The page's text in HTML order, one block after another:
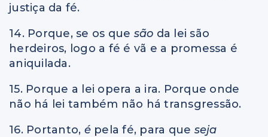
justiça da fé.
14. Porque, se os que são da lei são
herdeiros, logo a fé é vã e a promessa é
aniquilada.
15. Porque a lei opera a ira. Porque onde
não há lei também não há transgressão.
16. Portanto, é pela fé, para que seja